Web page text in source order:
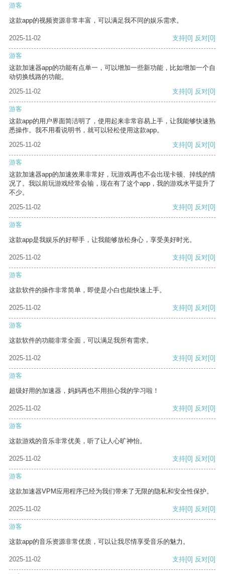
游客
这款app的视频资源非常丰富，可以满足我不同的娱乐需求。
2025-11-02 支持[0] 反对[0]
游客
这款加速器app的功能有点单一，可以增加一些新功能，比如增加一个自
动切换线路的功能。
2025-11-02
支持[0] 反对[0]
游客
这款app的用户界面简洁明了，使用起来非常容易上手，让我能够快速熟
悉操作。我不用看说明书，就可以轻松使用这款app。
2025-11-02
支持[0] 反对[0]
游客
这款加速器app的加速效果非常好，玩游戏再也不会出现卡顿、掉线的情
况了。我以前玩游戏经常会输，现在有了这个app，我的游戏水平提升了
不少。
2025-11-02
支持[0] 反对[0]
游客
这款app是我娱乐的好帮手，让我能够放松身心，享受美好时光。
2025-11-02 支持[0] 反对[0]
游客
这款软件的操作非常简单，即使是小白也能快速上手。
2025-11-02 支持[0] 反对[0]
游客
这款软件的功能非常全面，可以满足我所有需求。
2025-11-02 支持[0] 反对[0]
游客
超级好用的加速器，妈妈再也不用担心我的学习啦！
2025-11-02 支持[0] 反对[0]
游客
这款游戏的音乐非常优美，听了让人心旷神怡。
2025-11-02 支持[0] 反对[0]
游客
这款加速器VPM应用程序已经为我们带来了无限的隐私和安全性保护。
2025-11-02 支持[0] 反对[0]
游客
这款app的音乐资源非常优质，可以让我尽情享受音乐的魅力。
2025-11-02 支持[0] 反对[0]